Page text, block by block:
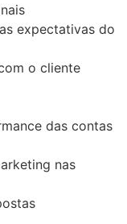
expectativas do
o cliente
das contas
nas